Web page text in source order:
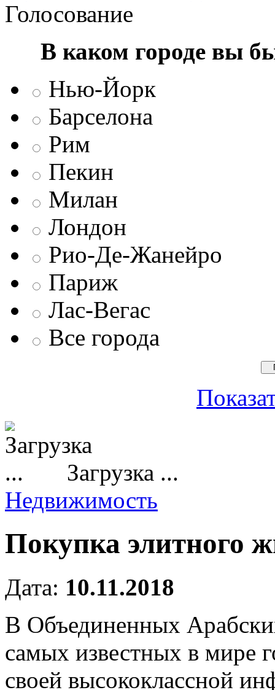
Голосование
В каком городе вы
Нью-Йорк
Барселона
Рим
Пекин
Милан
Лондон
Рио-Де-Жанейро
Париж
Лас-Вегас
Все города
Загрузка ...
Недвижимость
Покупка элитного
Дата: 10.11.2018
В Объединенных
самых известных в мире
своей высококлассной